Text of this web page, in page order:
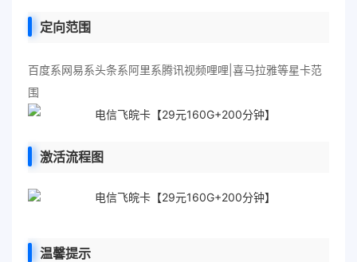
定向范围
百度系网易系头条系阿里系腾讯视频哩哩|喜马拉雅等星卡范
围
激活流程图
温馨提示